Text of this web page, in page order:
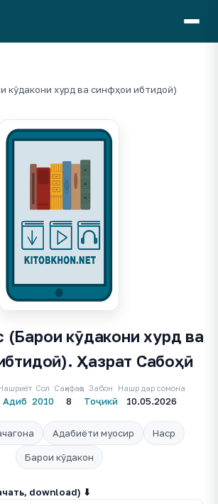
кӯдакони хурд ва синфҳои ибтидоӣ)
download) ⬇
(Барои кӯдакони хурд ва
Ҳазрат Сабоҳӣ
Адиб
Сол
2010
Саҳифаҳо
8
Забон
Тоҷикӣ
Нашр дар сомона
10.05.2026
Адабиёти муосир Наср
Барои кӯдакон